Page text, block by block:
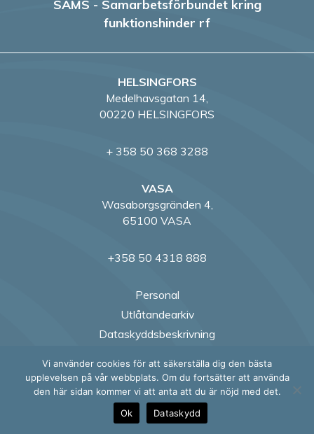
SAMS - Samarbetsförbundet kring
funktionshinder rf
HELSINGFORS
Medelhavsgatan 14,
00220 HELSINGFORS
+ 358 50 368 3288
VASA
Wasaborgsgränden 4,
65100 VASA
+358 50 4318 888
Personal
Utlåtandearkiv
Dataskyddsbeskrivning
Händelsekalender
Juridisk FAQ
Centrala ord och begrepp
Vi använder cookies för att säkerställa dig den bästa
upplevelsen på vår webbplats. Om du fortsätter att använda
den här sidan kommer vi att anta att du är nöjd med det.
Ok
Dataskydd